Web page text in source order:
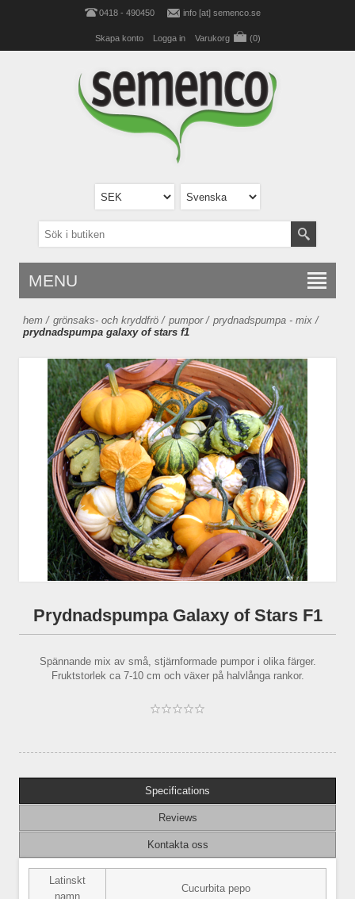
0418 - 490450 info [at] semenco.se
Skapa konto Logga in Varukorg (0)
MENU
hem / grönsaks- och kryddfrö / pumpor / prydnadspumpa - mix /
prydnadspumpa galaxy of stars f1
Prydnadspumpa Galaxy of Stars F1
Spännande mix av små, stjärnformade pumpor i olika färger.
Fruktstorlek ca 7-10 cm och växer på halvlånga rankor.
Specifications
Reviews
Kontakta oss
Latinskt
namn
Cucurbita pepo